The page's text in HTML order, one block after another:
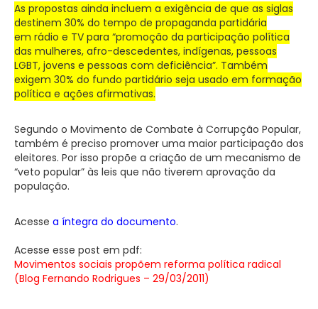
As propostas ainda incluem a exigência de que as siglas
destinem 30% do tempo de propaganda partidária
em rádio e TV para “promoção da participação política
das mulheres, afro-descedentes, indígenas, pessoas
LGBT, jovens e pessoas com deficiência”. Também
exigem 30% do fundo partidário seja usado em formação
política e ações afirmativas.
Segundo o Movimento de Combate à Corrupção Popular,
também é preciso promover uma maior participação dos
eleitores. Por isso propõe a criação de um mecanismo de
“veto popular” às leis que não tiverem aprovação da
população.
Acesse a íntegra do documento.
Acesse esse post em pdf:
Movimentos sociais propõem reforma política radical
(Blog Fernando Rodrigues – 29/03/2011)